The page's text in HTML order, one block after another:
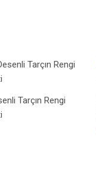
Tarçın Rengi